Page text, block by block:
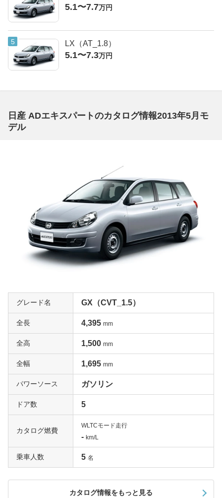
5.1〜7.7万円
LX（AT_1.8）
5.1〜7.3万円
日産 ADエキスパートのカタログ情報2013年5月モ
デル
グレード名 GX（CVT_1.5）
全長 4,395 mm
全高 1,500 mm
全幅 1,695 mm
パワーソース ガソリン
ドア数 5
カタログ燃費
WLTCモード走行
- km/L
乗車人数 5 名
カタログ情報をもっと見る